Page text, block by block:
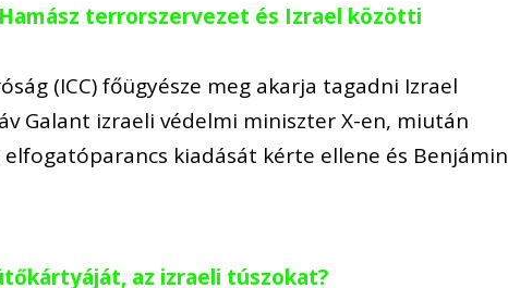
terrorszervezet és Izrael közötti
(ICC) főügyésze meg akarja tagadni Izrael
Galant izraeli védelmi miniszter X-en, miután
kiadását kérte ellene és Benjámin
az izraeli túszokat?